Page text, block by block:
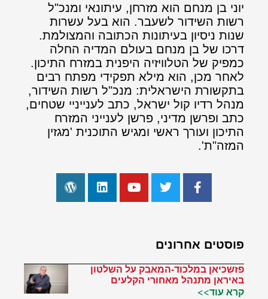
יוני בן מנחם הוא מזרחן, עיתונאי ומנכ"ל
רשות השידור לשעבר. הוא בעל עשרות
שנות ניסיון בעיתונות הכתובה והמצולמת.
דרכו של בן מנחם בעולם המדיה החלה
כמפיק של הטלוויזיה היפנית במזרח התיכון.
לאחר מכן, הוא מילא תפקידי מפתח רבים
בתקשורת הישראלית: מנכ"ל רשות השידור,
מנהל רדיו קול ישראל, כתב לענייניי שטחים,
כתב ופרשן מדיני, פרשן לענייני המזרח
התיכון ועורך ראשי ומגיש התוכנית 'מגזין
המזה"ת'.
פוסטים אחרונים
פזשכיאן במלכוד-המאבק על השלטון
באיראן מתנהל מאחורי הקלעים
קרא עוד>>